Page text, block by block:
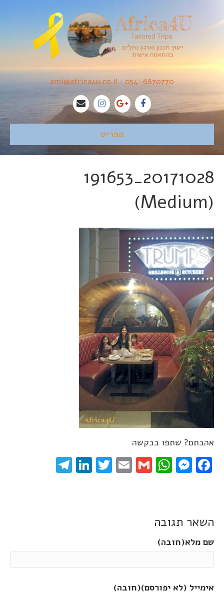
054-6870770
•
ami@africa4u.co.il
תפריט
20171028_191653
(Medium)
אהבתם? שתפו בבקשה
Facebook
Messenger
WhatsApp
Gmail
Email
Twitter
LinkedIn
השאר תגובה
שם מלא(חובה)
אימייל (לא יפורסם)(חובה)